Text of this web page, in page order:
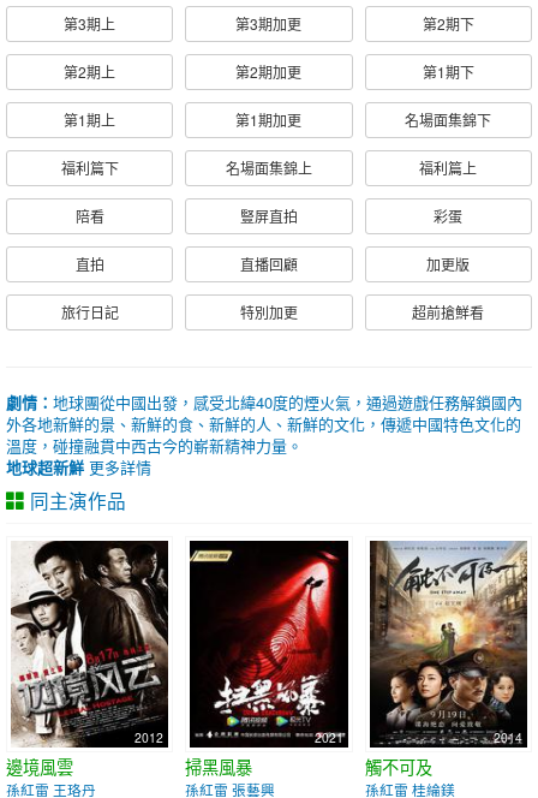
第3期上 第3期加更 第2期下
第2期上 第2期加更 第1期下
第1期上 第1期加更 名場面集錦下
福利篇下 名場面集錦上 福利篇上
陪看 豎屏直拍 彩蛋
直拍 直播回顧 加更版
旅行日記 特別加更 超前搶鮮看
劇情： 地球團從中國出發，感受北緯40度的煙火氣，通過遊戲任務解鎖國內
外各地新鮮的景、新鮮的食、新鮮的人、新鮮的文化，傳遞中國特色文化的
溫度，碰撞融貫中西古今的嶄新精神力量。
地球超新鮮 更多詳情
同主演作品
2012
邊境風雲
孫紅雷 王珞丹
2021
掃黑風暴
孫紅雷 張藝興
2014
觸不可及
孫紅雷 桂綸鎂